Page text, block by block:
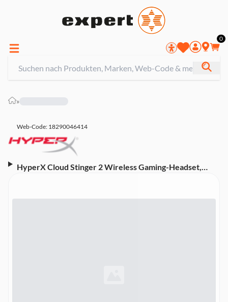
0
»
Web-Code: 18290046414
HyperX Cloud Stinger 2 Wireless Gaming-Headset,